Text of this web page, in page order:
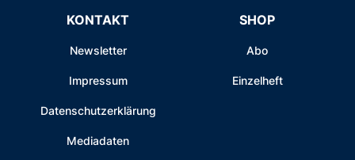
KONTAKT
Newsletter
Impressum
Datenschutzerklärung
Mediadaten
SHOP
Abo
Einzelheft